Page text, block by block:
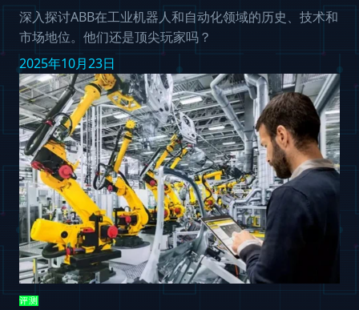
深入探讨ABB在工业机器人和自动化领域的历史、技术和
市场地位。他们还是顶尖玩家吗？
2025年10月23日
评测